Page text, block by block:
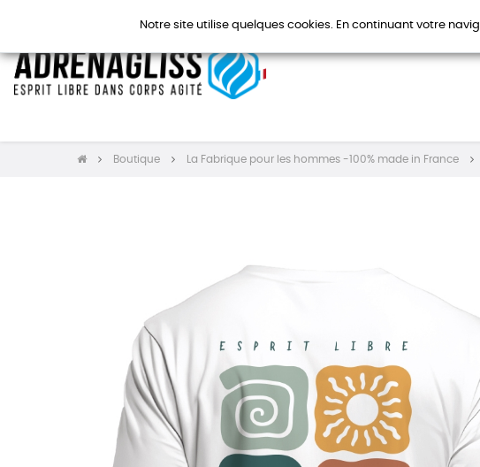
Boutique La Fabrique pour les hommes -100% made in France
Notre site utilise quelques cookies. En continuant votre